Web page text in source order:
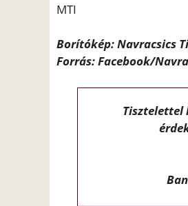
MTI
Borítókép: Navracsics
Forrás: Facebook/
Tisztelettel